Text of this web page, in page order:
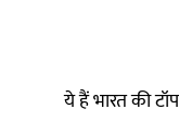
ये हैं भारत की